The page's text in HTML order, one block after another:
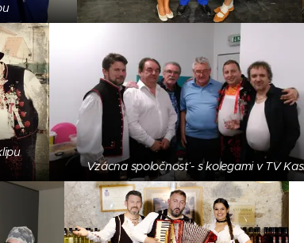
Vzácna spoločnosť - s kolegami v TV